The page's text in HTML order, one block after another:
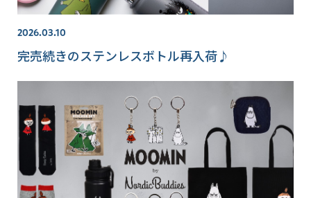
2026.03.10
完売続きのステンレスボトル再入荷♪